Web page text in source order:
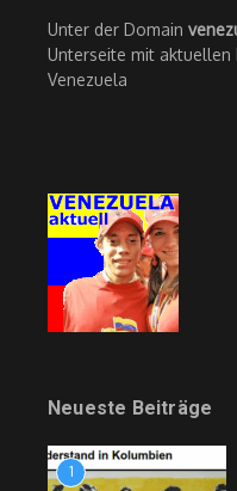
Unter der Domain
Unterseite mit
Venezuela
Neueste Beiträge
1